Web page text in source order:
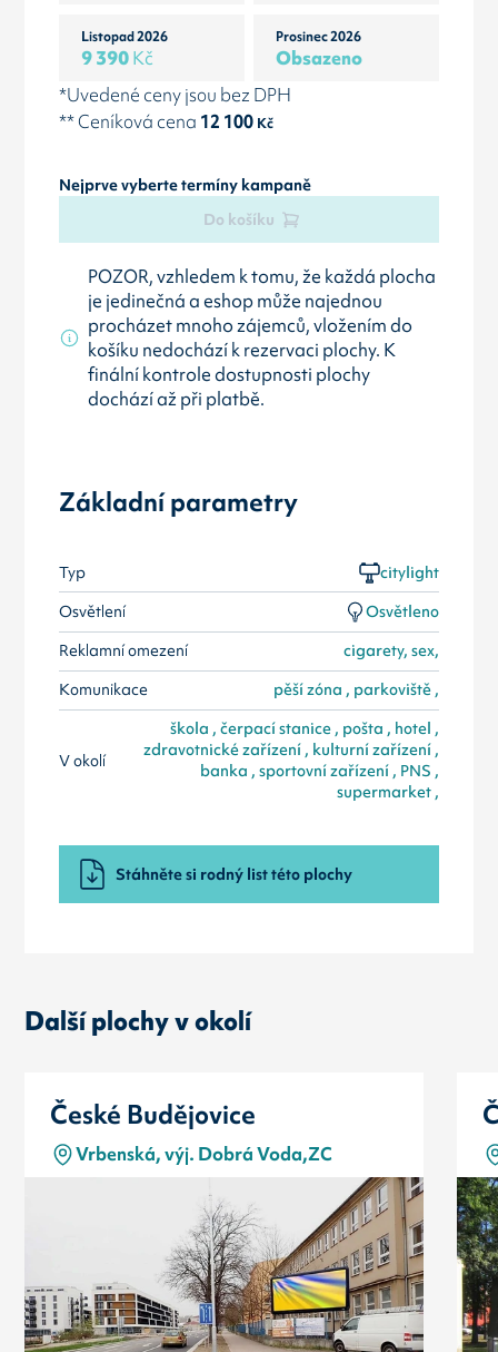
Listopad 2026
9 390Kč
Prosinec 2026
Obsazeno
*Uvedené ceny jsou bez DPH
** Ceníková cena 12 100Kč
Nejprve vyberte termíny kampaně
Do košíku
POZOR, vzhledem k tomu, že každá plocha
je jedinečná a eshop může najednou
procházet mnoho zájemců, vložením do
košíku nedochází k rezervaci plochy. K
finální kontrole dostupnosti plochy
dochází až při platbě.
Základní parametry
Typ
citylight
Osvětlení
Osvětleno
Reklamní omezení
cigarety, sex,
Komunikace
pěší zóna , parkoviště ,
V okolí
škola , čerpací stanice , pošta , hotel ,
zdravotnické zařízení , kulturní zařízení ,
banka , sportovní zařízení , PNS ,
supermarket ,
Stáhněte si rodný list této plochy
Další plochy v okolí
České Budějovice
Vrbenská, výj. Dobrá Voda,ZC